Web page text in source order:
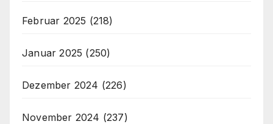
Februar 2025 (218)
Januar 2025 (250)
Dezember 2024 (226)
November 2024 (237)